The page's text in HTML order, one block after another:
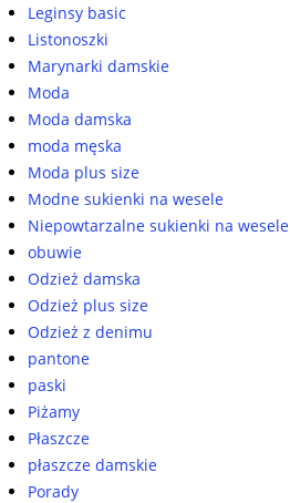
Leginsy basic
Listonoszki
Marynarki damskie
Moda
Moda damska
moda męska
Moda plus size
Modne sukienki na wesele
Niepowtarzalne sukienki na wesele
obuwie
Odzież damska
Odzież plus size
Odzież z denimu
pantone
paski
Piżamy
Płaszcze
płaszcze damskie
Porady